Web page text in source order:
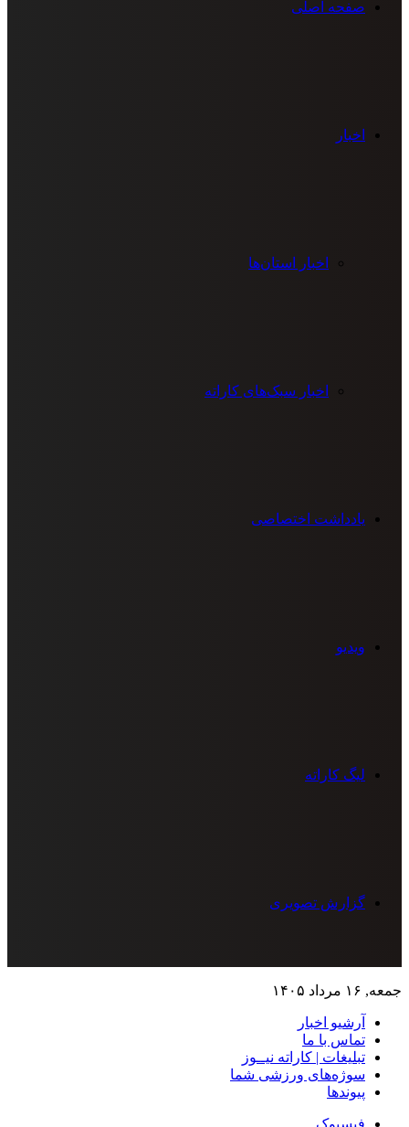
صفحه اصلی
اخبار
اخبار استان‌ها
اخبار سبک‌های کاراته
یادداشت اختصاصی
ویدیو
لیگ کاراته
گزارش تصویری
جمعه, ۱۶ مرداد ۱۴۰۵
آرشیو اخبار
تماس‌ با‌ ما
تبلیغات | کاراته نیــوز
سوژه‌های ورزشی شما
پیوندها
فیسبوک